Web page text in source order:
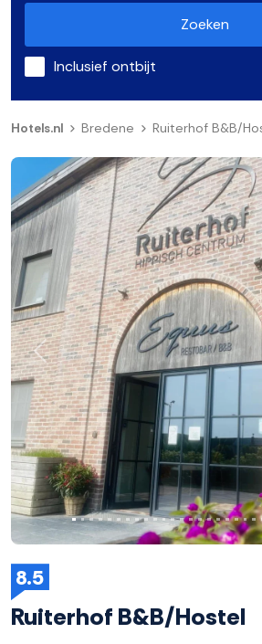
Zoeken
Inclusief ontbijt
Hotels.nl Bredene Ruiterhof B&B/
8.5
Ruiterhof B&B/Hostel